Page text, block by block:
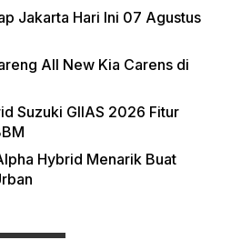
Jakarta Hari Ini 07 Agustus
All New Kia Carens di
Suzuki GIIAS 2026 Fitur
Hybrid Menarik Buat